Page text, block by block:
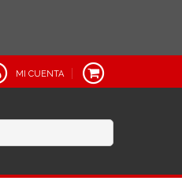
MI CUENTA